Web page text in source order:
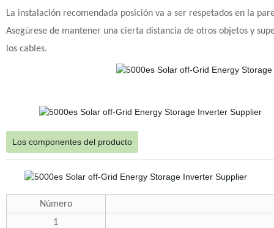
La instalación recomendada posición va a ser respetados en la
Asegúrese de mantener una cierta distancia de otros objetos y
los cables.
Los componentes del producto
Número
1